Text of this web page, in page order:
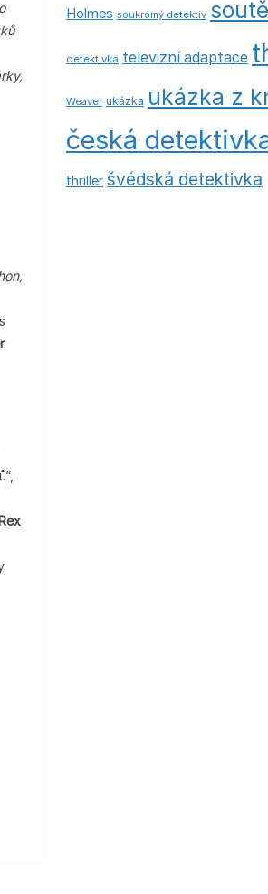
Holmes soukromý detektiv
detektivka televizní adaptace
Weaver ukázka ukázka z
česká
thriller švédská detektivka